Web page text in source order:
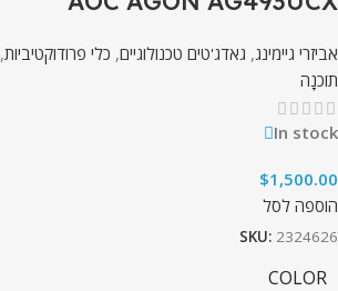
אביזרי גיימינג, גאדג'טים טכנולוגיים, כלי פרודוקטיביות,
תוֹכנָה
In stock
$1,500.00
הוספה לסל
SKU: 2324626
COLOR